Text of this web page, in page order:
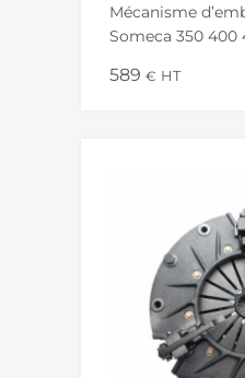
Mécanisme
Someca 350 400
589 € HT